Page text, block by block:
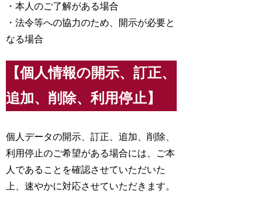
・本人のご了解がある場合
・法令等への協力のため、開示が必要と
なる場合
【個人情報の開示、訂正、
追加、削除、利用停止】
個人データの開示、訂正、追加、削除、
利用停止のご希望がある場合には、ご本
人であることを確認させていただいた
上、速やかに対応させていただきます。